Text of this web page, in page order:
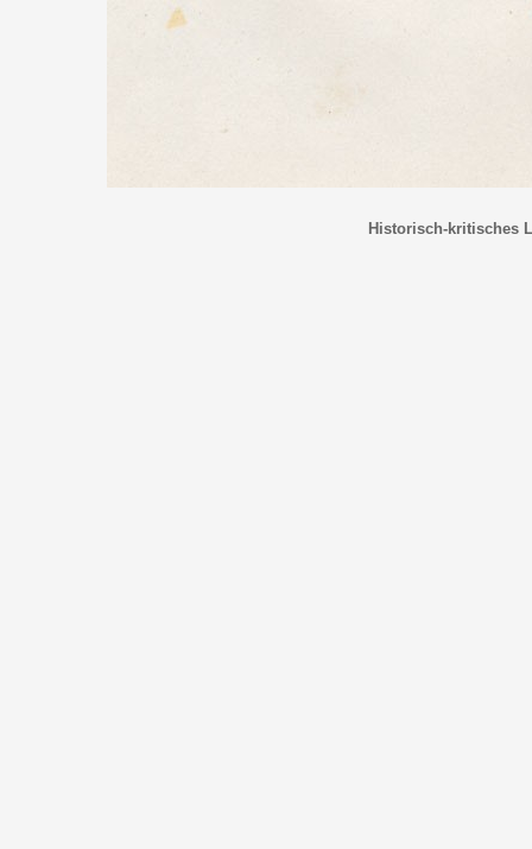
Historisch-kritisches